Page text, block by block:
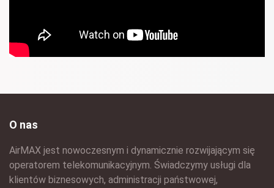
O nas
AirMAX jest nowoczesnym i dynamicznie rozwijającym się
operatorem telekomunikacyjnym. Świadczymy usługi dla
klientów biznesowych, administracji państwowej,